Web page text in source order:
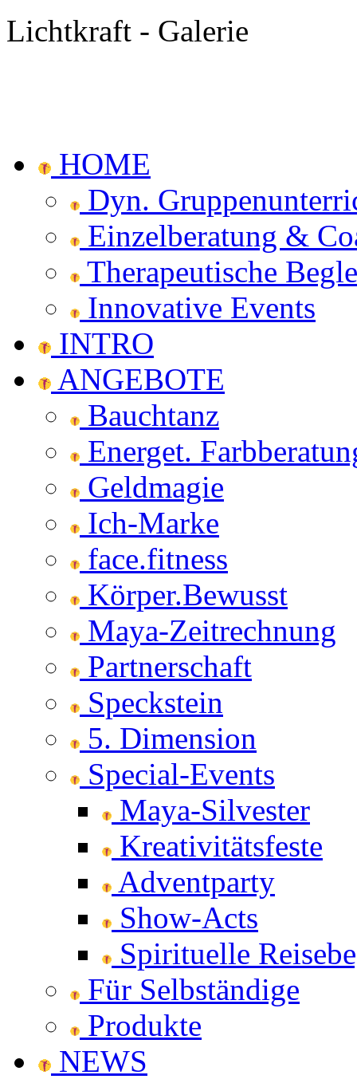
Lichtkraft - Galerie
HOME
Dyn.
Einzelberatung &
Therapeutische
Innovative Events
INTRO
ANGEBOTE
Bauchtanz
Energet.
Geldmagie
Ich-Marke
face.fitness
Körper.Bewusst
Maya-Zeitrechnung
Partnerschaft
Speckstein
5. Dimension
Special-Events
Maya-Silvester
Kreativitätsfeste
Adventparty
Show-Acts
Spirituelle
Für Selbständige
Produkte
NEWS